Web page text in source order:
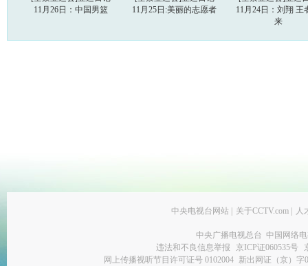
11月26日：中国男篮
11月25日:美丽的志愿者
11月24日：刘翔 王
来
中央电视台网站 关于CCTV.com 人
中央广播电视总台 中国网络
违法和不良信息举报
京ICP证060535号
网上传播视听节目许可证号 0102004 新出网证（京）